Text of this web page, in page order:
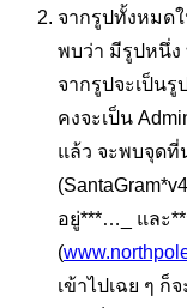
จากรูปทั้งหมดใ
พบว่า มีรูปหนึ่ง
จากรูปจะเป็นรู
คงจะเป็น
แล้ว จะพบจุดที่
อยู่***…_ และ
(
เข้าไปเฉย ๆ ก็